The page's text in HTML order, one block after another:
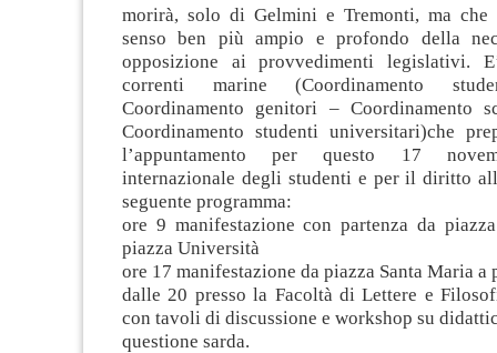
morirà, solo di Gelmini e Tremonti, ma che
senso ben più ampio e profondo della
opposizione ai provvedimenti legislativi.
correnti marine (Coordinamento
Coordinamento genitori – Coordinamento
Coordinamento studenti universitari)che
l’appuntamento per questo 17
internazionale degli studenti e per il diritto
seguente programma:
ore 9 manifestazione con partenza da
piazza Università
ore 17 manifestazione da piazza Santa Maria a
dalle 20 presso la Facoltà di Lettere e
con tavoli di discussione e workshop su
questione sarda.